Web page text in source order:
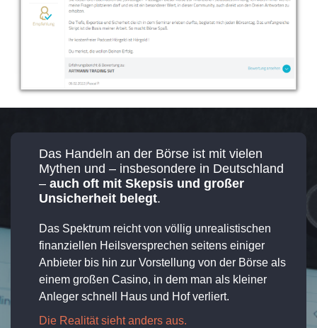
Das Handeln an der Börse ist mit vielen
Mythen und – insbesondere in Deutschland
– auch oft mit Skepsis und großer
Unsicherheit belegt.
Das Spektrum reicht von völlig unrealistischen
finanziellen Heilsversprechen seitens einiger
Anbieter bis hin zur Vorstellung von der Börse als
einem großen Casino, in dem man als kleiner
Anleger schnell Haus und Hof verliert.
Die Realität sieht anders aus.